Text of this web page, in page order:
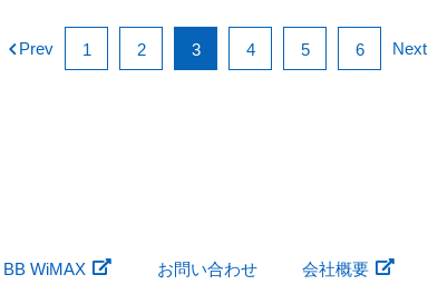
Prev 1 2 3 4 5 6 Next
WiMAX お問い合わせ 会社概要